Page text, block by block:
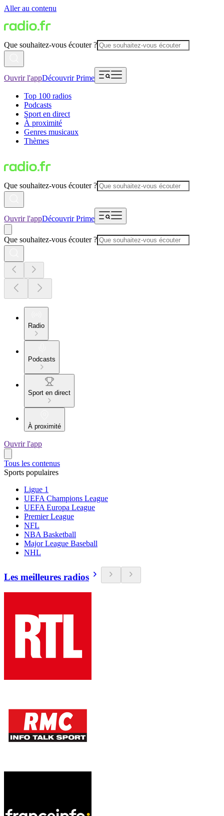
Aller au contenu
Que souhaitez-vous écouter ?
Ouvrir l'appDécouvrir Prime
Top 100 radios
Podcasts
Sport en direct
À proximité
Genres musicaux
Thèmes
Que souhaitez-vous écouter ?
Ouvrir l'appDécouvrir Prime
Que souhaitez-vous écouter ?
Radio
Podcasts
Sport en direct
À proximité
Ouvrir l'app
Tous les contenus
Sports populaires
Ligue 1
UEFA Champions League
UEFA Europa League
Premier League
NFL
NBA Basketball
Major League Baseball
NHL
Les meilleures radios